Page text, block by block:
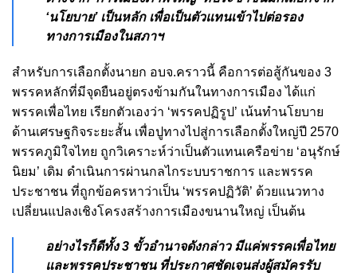
‘นโยบาย’ เป็นหลัก เพื่อเป็นตัวแทนเข้าไปต่อรอง
ทางการเมืองในสภาฯ
สำหรับการเลือกตั้งนายก อบจ.คราวนี้ คือการต่อสู้กันของ 3
พรรคหลักที่มีจุดยืนอยู่ตรงข้ามกันในทางการเมือง ได้แก่
พรรคเพื่อไทย เรียกตัวเองว่า ‘พรรคปฏิรูป’ เน้นทำนโยบาย
ด้านเศรษฐกิจระยะสั้น เพื่อปูทางไปสู่การเลือกตั้งใหญ่ปี 2570
พรรคภูมิใจไทย ถูกวิเคราะห์ว่าเป็นตัวแทนเครือข่าย ‘อนุรักษ์
นิยม’ เดิม ดำเนินการผ่านกลไกระบบราชการ และพรรค
ประชาชน ที่ถูกข้อครหาว่าเป็น ‘พรรคปฏิวัติ’ ด้วยแนวทาง
เปลี่ยนแปลงเชิงโครงสร้างการเมืองขนานใหญ่ เป็นต้น
อย่างไรก็ดีทั้ง 3 ขั้วอำนาจดังกล่าว มีแค่พรรคเพื่อไทย
และพรรคประชาชน ที่ประกาศชัดเจนส่งผู้สมัครรับ